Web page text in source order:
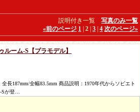
説明付き一覧 写真のみ一覧
«前のページ 1 2 3 4 次のページ»
ルーム-S【プラモデル】
長187mm/全幅83.5mm 商品説明：1970年代からソビエト
が登…